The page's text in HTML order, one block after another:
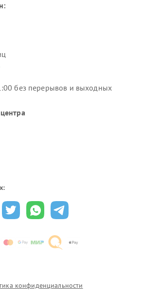
без перерывов и выходных
конфиденциальности